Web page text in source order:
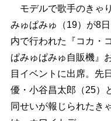
モデルで歌手のきゃ
みゅぱみゅ（19）が8
内で行われた『コカ・
ぱみゅぱみゅ自販機』
目イベントに出席。先
優・小谷昌太郎（25）
同せいが報じられたき